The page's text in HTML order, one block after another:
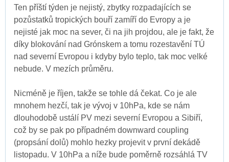
Ten příští týden je nejistý, zbytky rozpadajících se
pozůstatků tropických bouří zamíří do Evropy a je
nejisté jak moc na sever, či na jih projdou, ale je fakt, že
díky blokování nad Grónskem a tomu rozestavění TÚ
nad severní Evropou i kdyby bylo teplo, tak moc velké
nebude. V mezích průměru.
Nicméně je říjen, takže se tohle dá čekat. Co je ale
mnohem hezčí, tak je vývoj v 10hPa, kde se nám
dlouhodobě ustálí PV mezi severní Evropou a Sibiří,
což by se pak po případném downward coupling
(propsání dolů) mohlo hezky projevit v první dekádě
listopadu. V 10hPa a níže bude poměrně rozsáhlá TV